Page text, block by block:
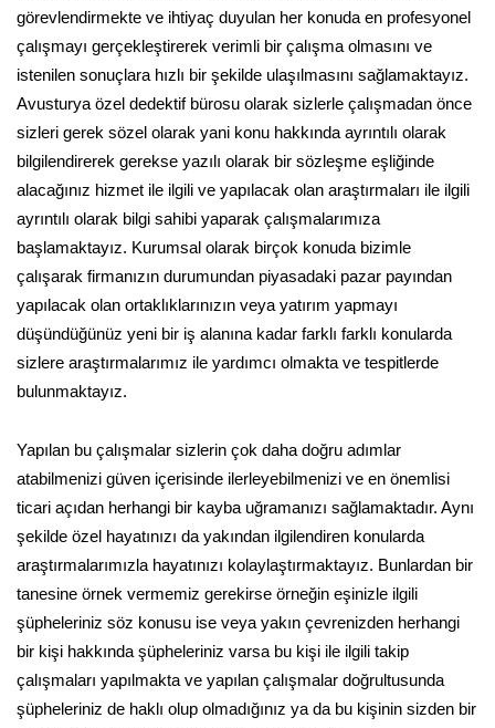
görevlendirmekte ve ihtiyaç duyulan her konuda en profesyonel
çalışmayı gerçekleştirerek verimli bir çalışma olmasını ve
istenilen sonuçlara hızlı bir şekilde ulaşılmasını sağlamaktayız.
Avusturya özel dedektif bürosu olarak sizlerle çalışmadan önce
sizleri gerek sözel olarak yani konu hakkında ayrıntılı olarak
bilgilendirerek gerekse yazılı olarak bir sözleşme eşliğinde
alacağınız hizmet ile ilgili ve yapılacak olan araştırmaları ile ilgili
ayrıntılı olarak bilgi sahibi yaparak çalışmalarımıza
başlamaktayız. Kurumsal olarak birçok konuda bizimle
çalışarak firmanızın durumundan piyasadaki pazar payından
yapılacak olan ortaklıklarınızın veya yatırım yapmayı
düşündüğünüz yeni bir iş alanına kadar farklı farklı konularda
sizlere araştırmalarımız ile yardımcı olmakta ve tespitlerde
bulunmaktayız.
Yapılan bu çalışmalar sizlerin çok daha doğru adımlar
atabilmenizi güven içerisinde ilerleyebilmenizi ve en önemlisi
ticari açıdan herhangi bir kayba uğramanızı sağlamaktadır. Aynı
şekilde özel hayatınızı da yakından ilgilendiren konularda
araştırmalarımızla hayatınızı kolaylaştırmaktayız. Bunlardan bir
tanesine örnek vermemiz gerekirse örneğin eşinizle ilgili
şüpheleriniz söz konusu ise veya yakın çevrenizden herhangi
bir kişi hakkında şüpheleriniz varsa bu kişi ile ilgili takip
çalışmaları yapılmakta ve yapılan çalışmalar doğrultusunda
şüpheleriniz de haklı olup olmadığınız ya da bu kişinin sizden bir